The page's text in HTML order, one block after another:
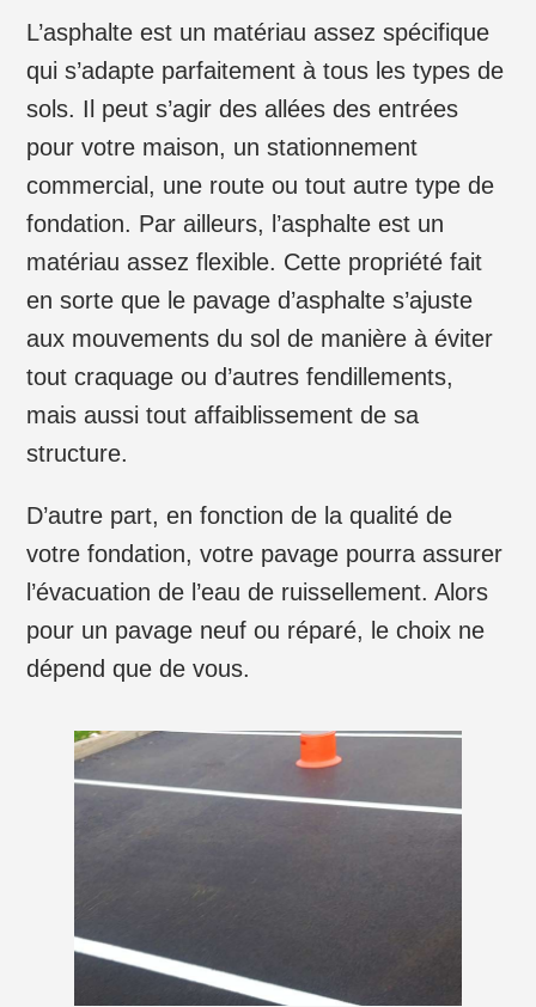
L’asphalte est un matériau assez spécifique
qui s’adapte parfaitement à tous les types de
sols. Il peut s’agir des allées des entrées
pour votre maison, un stationnement
commercial, une route ou tout autre type de
fondation. Par ailleurs, l’asphalte est un
matériau assez flexible. Cette propriété fait
en sorte que le pavage d’asphalte s’ajuste
aux mouvements du sol de manière à éviter
tout craquage ou d’autres fendillements,
mais aussi tout affaiblissement de sa
structure.
D’autre part, en fonction de la qualité de
votre fondation, votre pavage pourra assurer
l’évacuation de l’eau de ruissellement. Alors
pour un pavage neuf ou réparé, le choix ne
dépend que de vous.